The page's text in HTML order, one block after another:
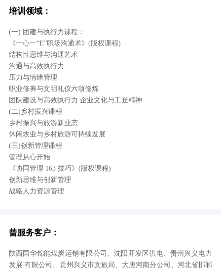
培训领域：
(一) 团建与执行力课程：
《一心一“E”职场沟通术》(版权课程)
结构性思维与沟通艺术
沟通与高效执行力
压力与情绪管理
职业修养与文明礼仪六项修炼
团队建设与高效执行力 企业文化与工匠精神
(二)乡村振兴课程
乡村振兴与旅游新业态
休闲农业与乡村旅游可持续发展
(三)创新管理课程
管理从心开始
《协同管理 163 技巧》(版权课程)
创新思维与创新管理
战略人力资源管理
曾服务客户：
陕西国华锦能煤炭运销有限公司、沈阳开发区供电、贵州兴义电力
发展 有限公司、贵州兴义市文旅局、大唐河南分公司、河北省邯郸